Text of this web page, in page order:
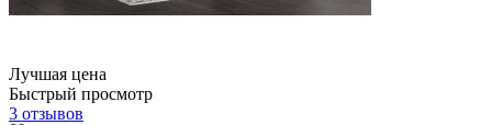
Лучшая цена
Быстрый просмотр
3 отзывов